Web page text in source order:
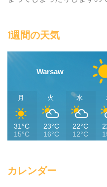
1週間の天気
Warsaw
月
31°C
15°C
火
23°C
16°C
水
22°C
12°C
カレンダー